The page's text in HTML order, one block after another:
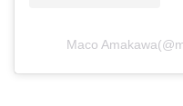
Maco